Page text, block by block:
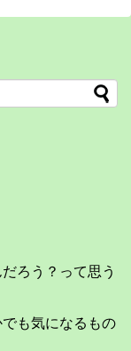
ろう？って思う
も気になるもの